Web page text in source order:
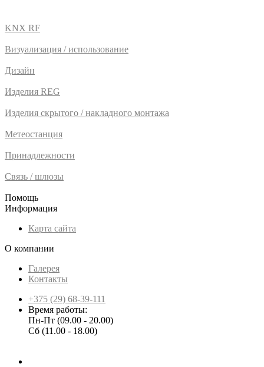
KNX RF
Визуализация / использование
Дизайн
Изделия REG
Изделия скрытого / накладного монтажа
Метеостанция
Принадлежности
Связь / шлюзы
Помощь
Информация
Карта сайта
О компании
Галерея
Контакты
+375 (29) 68-39-111
Время работы:
Пн-Пт (09.00 - 20.00)
Сб (11.00 - 18.00)